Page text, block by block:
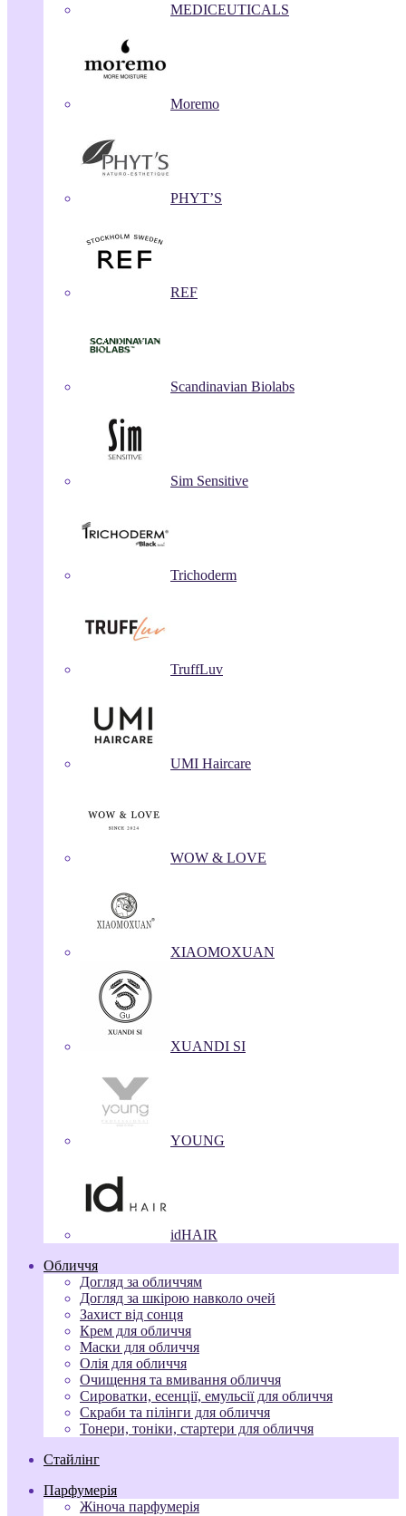
MEDICEUTICALS
Moremo
PHYT’S
REF
Scandinavian Biolabs
Sim Sensitive
Trichoderm
TruffLuv
UMI Haircare
WOW & LOVE
XIAOMOXUAN
XUANDI SI
YOUNG
idHAIR
Обличчя
Догляд за обличчям
Догляд за шкірою навколо очей
Захист від сонця
Крем для обличчя
Маски для обличчя
Олія для обличчя
Очищення та вмивання обличчя
Сироватки, есенції, емульсії для обличчя
Скраби та пілінги для обличчя
Тонери, тоніки, стартери для обличчя
Стайлінг
Парфумерія
Жіноча парфумерія